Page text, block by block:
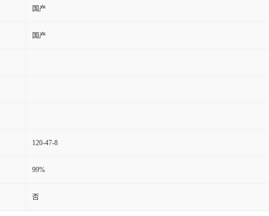
国产
国产
120-47-8
99%
否